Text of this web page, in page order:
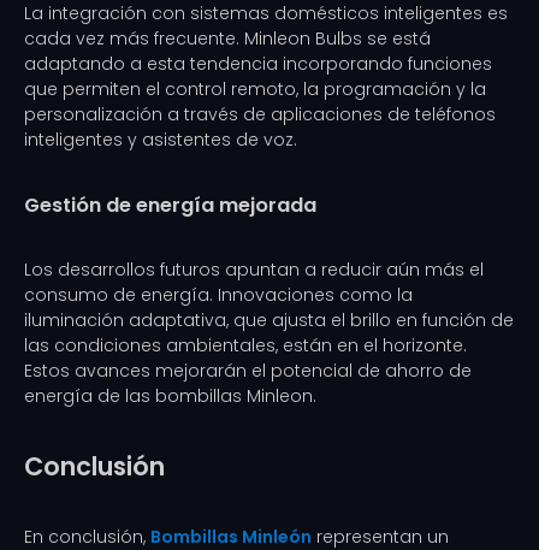
La integración con sistemas domésticos inteligentes es
cada vez más frecuente. Minleon Bulbs se está
adaptando a esta tendencia incorporando funciones
que permiten el control remoto, la programación y la
personalización a través de aplicaciones de teléfonos
inteligentes y asistentes de voz.
Gestión de energía mejorada
Los desarrollos futuros apuntan a reducir aún más el
consumo de energía. Innovaciones como la
iluminación adaptativa, que ajusta el brillo en función de
las condiciones ambientales, están en el horizonte.
Estos avances mejorarán el potencial de ahorro de
energía de las bombillas Minleon.
Conclusión
En conclusión, Bombillas Minleón representan un